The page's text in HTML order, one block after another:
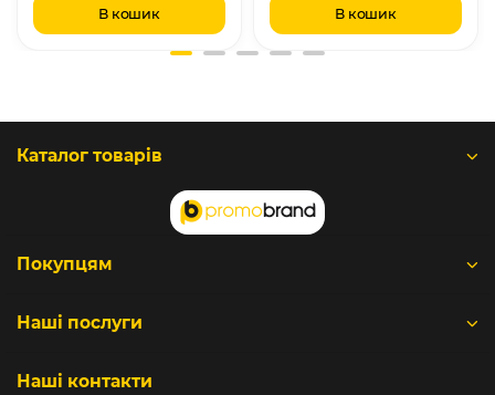
В кошик В кошик
Каталог товарів
Покупцям
Наші послуги
Наші контакти